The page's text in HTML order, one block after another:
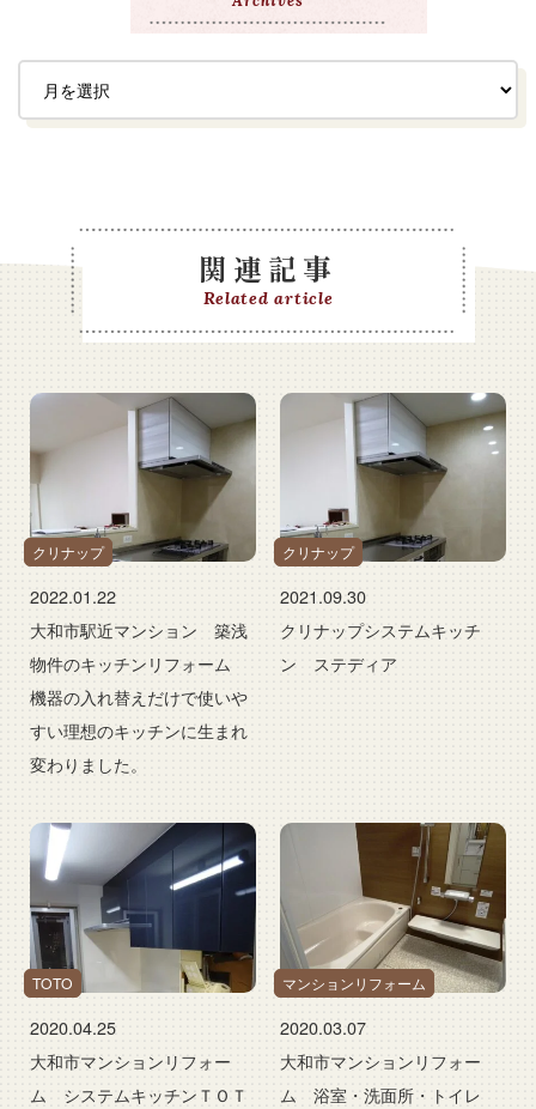
関連記事
Related article
クリナップ
2022.01.22
大和市駅近マンション 築浅
物件のキッチンリフォーム
機器の入れ替えだけで使いや
すい理想のキッチンに生まれ
変わりました。
クリナップ
2021.09.30
クリナップシステムキッチ
ン ステディア
TOTO
2020.04.25
大和市マンションリフォー
ム システムキッチンＴＯＴ
マンションリフォーム
2020.03.07
大和市マンションリフォー
ム 浴室・洗面所・トイレ